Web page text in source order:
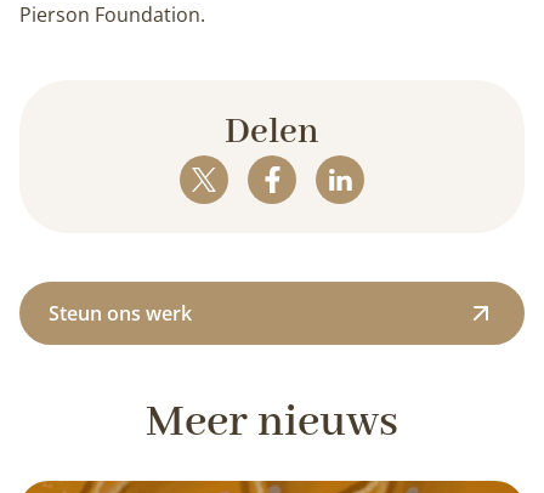
Pierson Foundation.
Delen
Steun ons werk
Meer nieuws